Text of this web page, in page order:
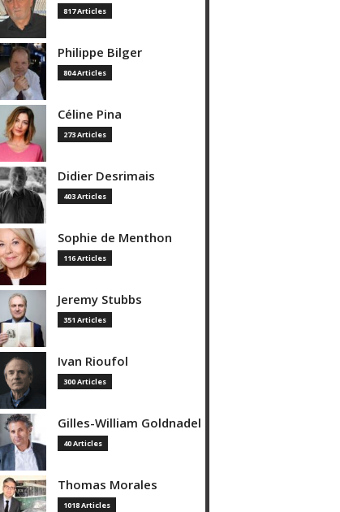
817 Articles
Philippe Bilger
804 Articles
Céline Pina
273 Articles
Didier Desrimais
403 Articles
Sophie de Menthon
116 Articles
Jeremy Stubbs
351 Articles
Ivan Rioufol
300 Articles
Gilles-William Goldnadel
40 Articles
Thomas Morales
1018 Articles